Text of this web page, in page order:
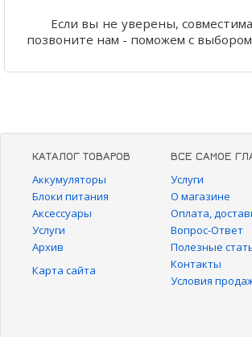
Если вы не уверены,
позвоните нам - поможем с
КАТАЛОГ ТОВАРОВ
Аккумуляторы
Блоки питания
Аксессуары
Услуги
Архив
Карта сайта
ВСЕ САМОЕ
Услуги
О магазине
Оплата,
Вопрос-Ответ
Полезные
Контакты
Условия